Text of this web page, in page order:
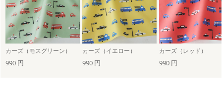
カーズ（モスグリーン） カーズ（イエロー） カーズ（レッド）
990 円 990 円 990 円